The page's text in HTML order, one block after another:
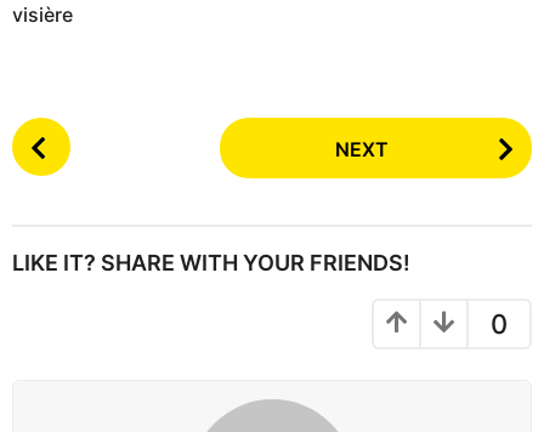
visière
P
o
P
NEXT
LIKE IT? SHARE WITH YOUR FRIENDS!
0